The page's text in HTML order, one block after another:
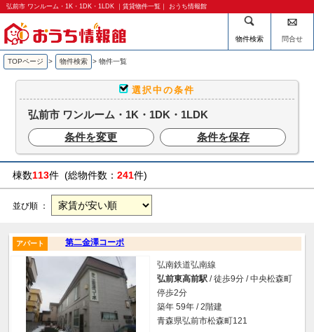
弘前市 ワンルーム・1K・1DK・1LDK ｜賃貸物件一覧｜ おうち情報館
物件検索 問合せ
TOPページ > 物件検索 > 物件一覧
選択中の条件
弘前市 ワンルーム・1K・1DK・1LDK
条件を変更
条件を保存
棟数113件 (総物件数： 241件)
並び順 ：
第二金澤コーポ
アパート
弘南鉄道弘南線
弘前東高前駅 / 徒歩9分 / 中央松森町
停歩2分
築年 59年 / 2階建
青森県弘前市松森町121